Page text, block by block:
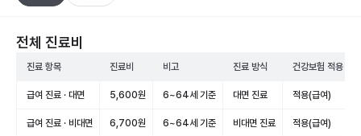
전체 진료비
진료 항목 진료비 비고 진료 방식 건강보험 적용
급여 진료 · 대면 5,600원 6~64세 기준 대면 진료 적용(급여)
급여 진료 · 비대면 6,700원 6~64세 기준 비대면 진료 적용(급여)